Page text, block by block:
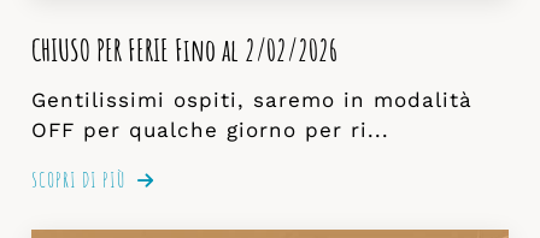
CHIUSO PER FERIE Fino al 2/02/2026
Gentilissimi ospiti, saremo in modalità
OFF per qualche giorno per ri...
SCOPRI DI PIÙ